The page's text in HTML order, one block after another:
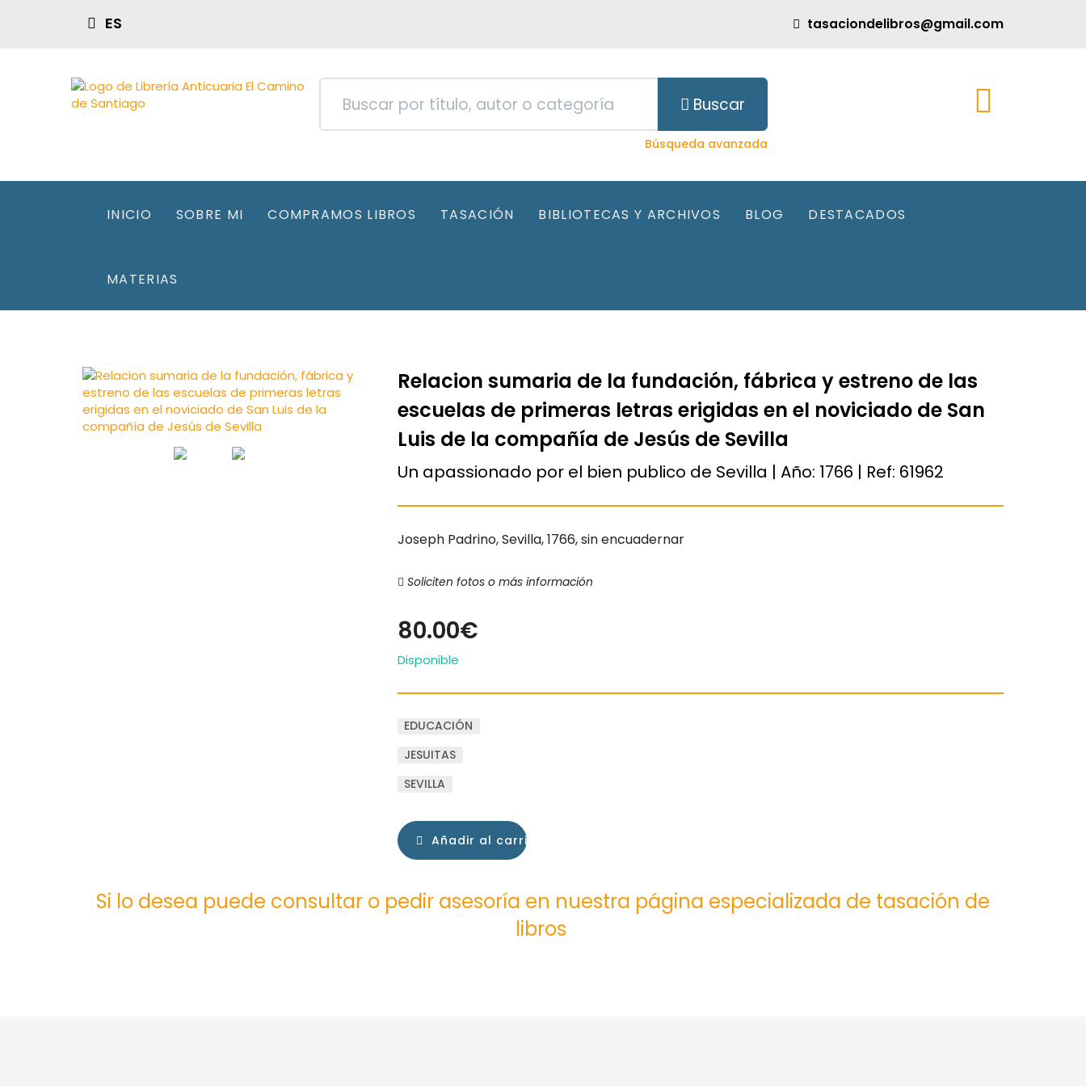
ES tasaciondelibros@gmail.com
Buscar
Búsqueda avanzada
INICIO SOBRE MI COMPRAMOS LIBROS TASACIÓN BIBLIOTECAS Y ARCHIVOS BLOG DESTACADOS
MATERIAS
Relacion sumaria de la fundación, fábrica y estreno de las
escuelas de primeras letras erigidas en el noviciado de San
Luis de la compañía de Jesús de Sevilla
Un apassionado por el bien publico de Sevilla | Año: 1766 | Ref: 61962
Joseph Padrino, Sevilla, 1766, sin encuadernar
Soliciten fotos o más información
80.00€
Disponible
EDUCACIÓN
JESUITAS
SEVILLA
Añadir al carrito
Si lo desea puede consultar o pedir asesoría en nuestra página especializada de tasación de
libros